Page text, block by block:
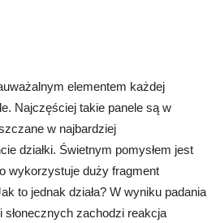
elementem każdej
Najczęściej takie panele są w
w najbardziej
działki. Świetnym pomysłem jest
wykorzystuje duży fragment
to jednak działa? W wyniku padania
słonecznych zachodzi reakcja